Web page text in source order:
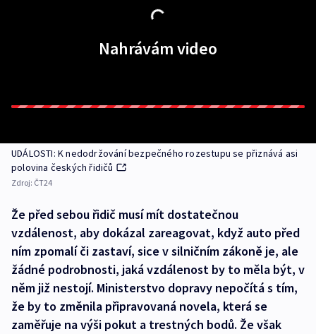
Nahrávám video
UDÁLOSTI: K nedodržování bezpečného rozestupu se přiznává asi
polovina českých řidičů
Zdroj: ČT24
Že před sebou řidič musí mít dostatečnou
vzdálenost, aby dokázal zareagovat, když auto před
ním zpomalí či zastaví, sice v silničním zákoně je, ale
žádné podrobnosti, jaká vzdálenost by to měla být, v
něm již nestojí. Ministerstvo dopravy nepočítá s tím,
že by to změnila připravovaná novela, která se
zaměřuje na výši pokut a trestných bodů. Že však